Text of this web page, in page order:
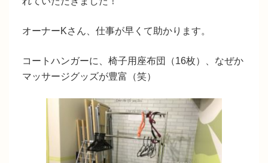
オーナーKさん、仕事が早くて助かります。
コートハンガーに、椅子用座布団（16枚）、なぜか
マッサージグッズが豊富（笑）